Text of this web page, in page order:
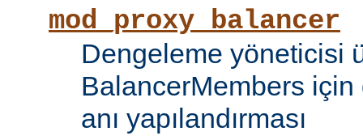
mod_proxy_balancer
Dengeleme yöneticisi
BalancerMembers için
anı yapılandırması